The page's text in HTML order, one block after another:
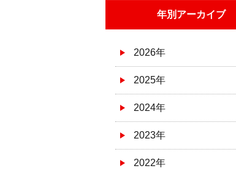
年別アーカイブ
2026年
2025年
2024年
2023年
2022年